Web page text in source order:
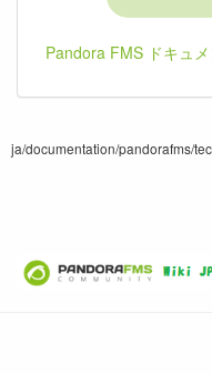
Pandora FMS ドキュ
ja/documentation/pandorafms/